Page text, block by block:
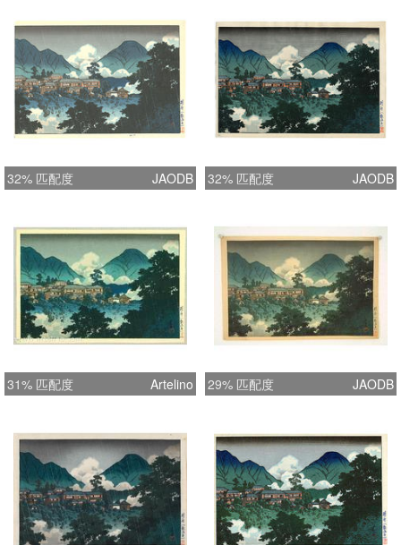
32% 匹配度 JAODB 32% 匹配度 JAODB
31% 匹配度 Artelino 29% 匹配度 JAODB